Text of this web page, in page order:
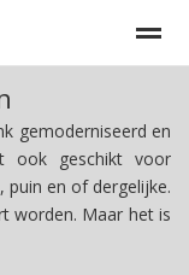
Facebook
gemoderniseerd en
ook geschikt voor
en of dergelijke.
worden. Maar het is